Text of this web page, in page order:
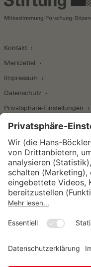
Kontakt
Merkzettel
Impressum
Datenschutz
Privatsphäre-Einstellungen
Wirtschafts-
Institut für